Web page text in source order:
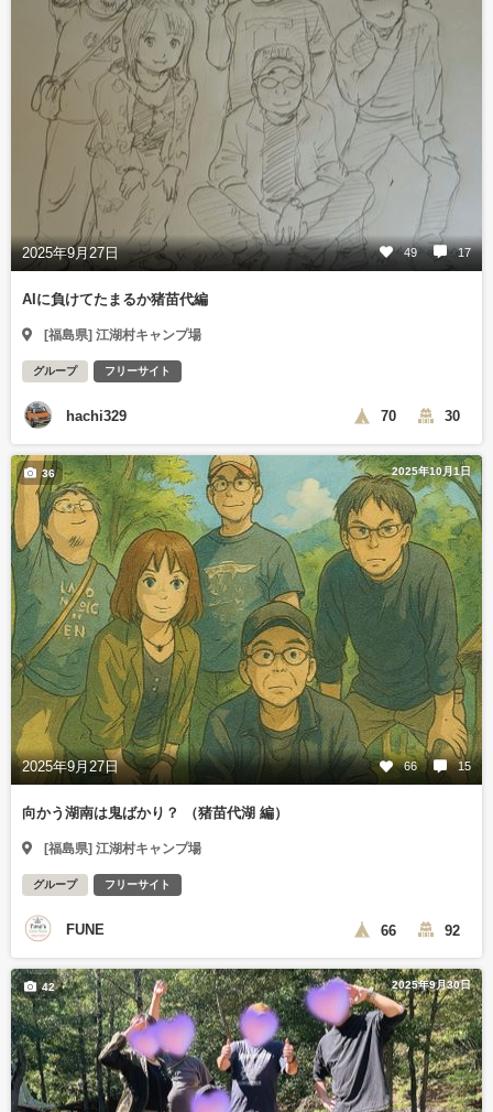
2025年9月27日 49 17
AIに負けてたまるか猪苗代編
[福島県] 江湖村キャンプ場
グループ フリーサイト
hachi329 70 30
2025年10月1日
2025年9月27日 66 15
36
向かう湖南は鬼ばかり？ （猪苗代湖 編）
[福島県] 江湖村キャンプ場
グループ フリーサイト
FUNE 66 92
2025年9月30日
42